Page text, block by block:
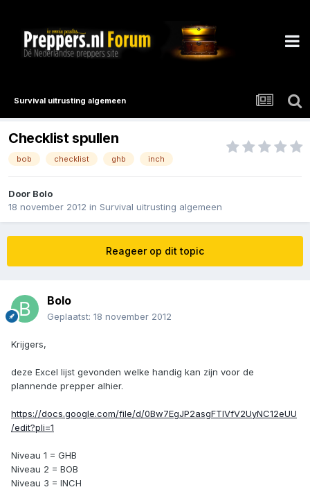
Survival uitrusting algemeen
Checklist spullen
bob checklist ghb inch
Door Bolo
18 november 2012 in Survival uitrusting algemeen
Reageer op dit topic
Bolo
Geplaatst: 18 november 2012
Krijgers,
deze Excel lijst gevonden welke handig kan zijn voor de
plannende prepper alhier.
https://docs.google.com/file/d/0Bw7EgJP2asgFTlVfV2UyNC12eUU
/edit?pli=1
Niveau 1 = GHB
Niveau 2 = BOB
Niveau 3 = INCH